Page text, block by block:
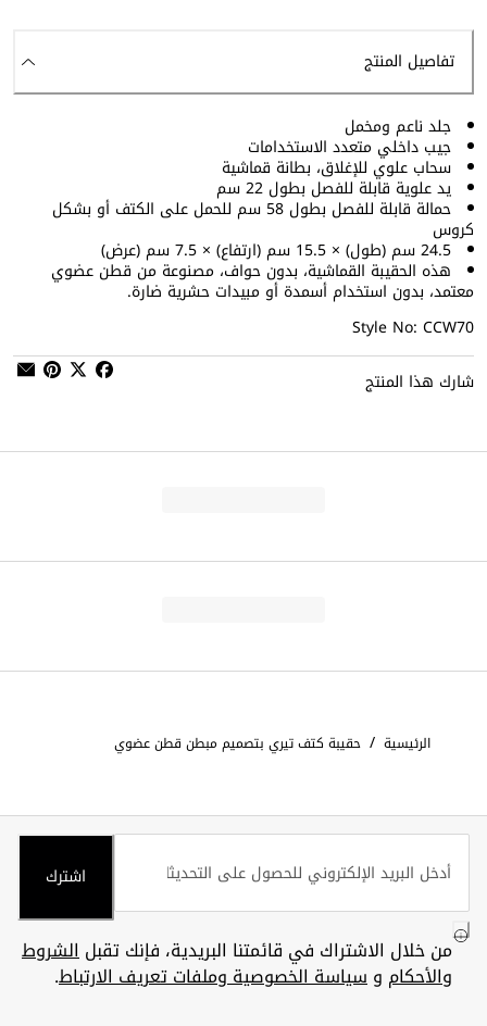
تفاصيل المنتج
جلد ناعم ومخمل
جيب داخلي متعدد الاستخدامات
سحاب علوي للإغلاق، بطانة قماشية
يد علوية قابلة للفصل بطول 22 سم
حمالة قابلة للفصل بطول 58 سم للحمل على الكتف أو بشكل
كروس
24.5 سم (طول) × 15.5 سم (ارتفاع) × 7.5 سم (عرض)
هذه الحقيبة القماشية، بدون حواف، مصنوعة من قطن عضوي
معتمد، بدون استخدام أسمدة أو مبيدات حشرية ضارة.
Style No: CCW70
شارك هذا المنتج
الرئيسية / حقيبة كتف تيري بتصميم مبطن قطن عضوي
اشترك
من خلال الاشتراك في قائمتنا البريدية، فإنك تقبلالشروط
والأحكام وسياسة الخصوصية وملفات تعريف الارتباط.